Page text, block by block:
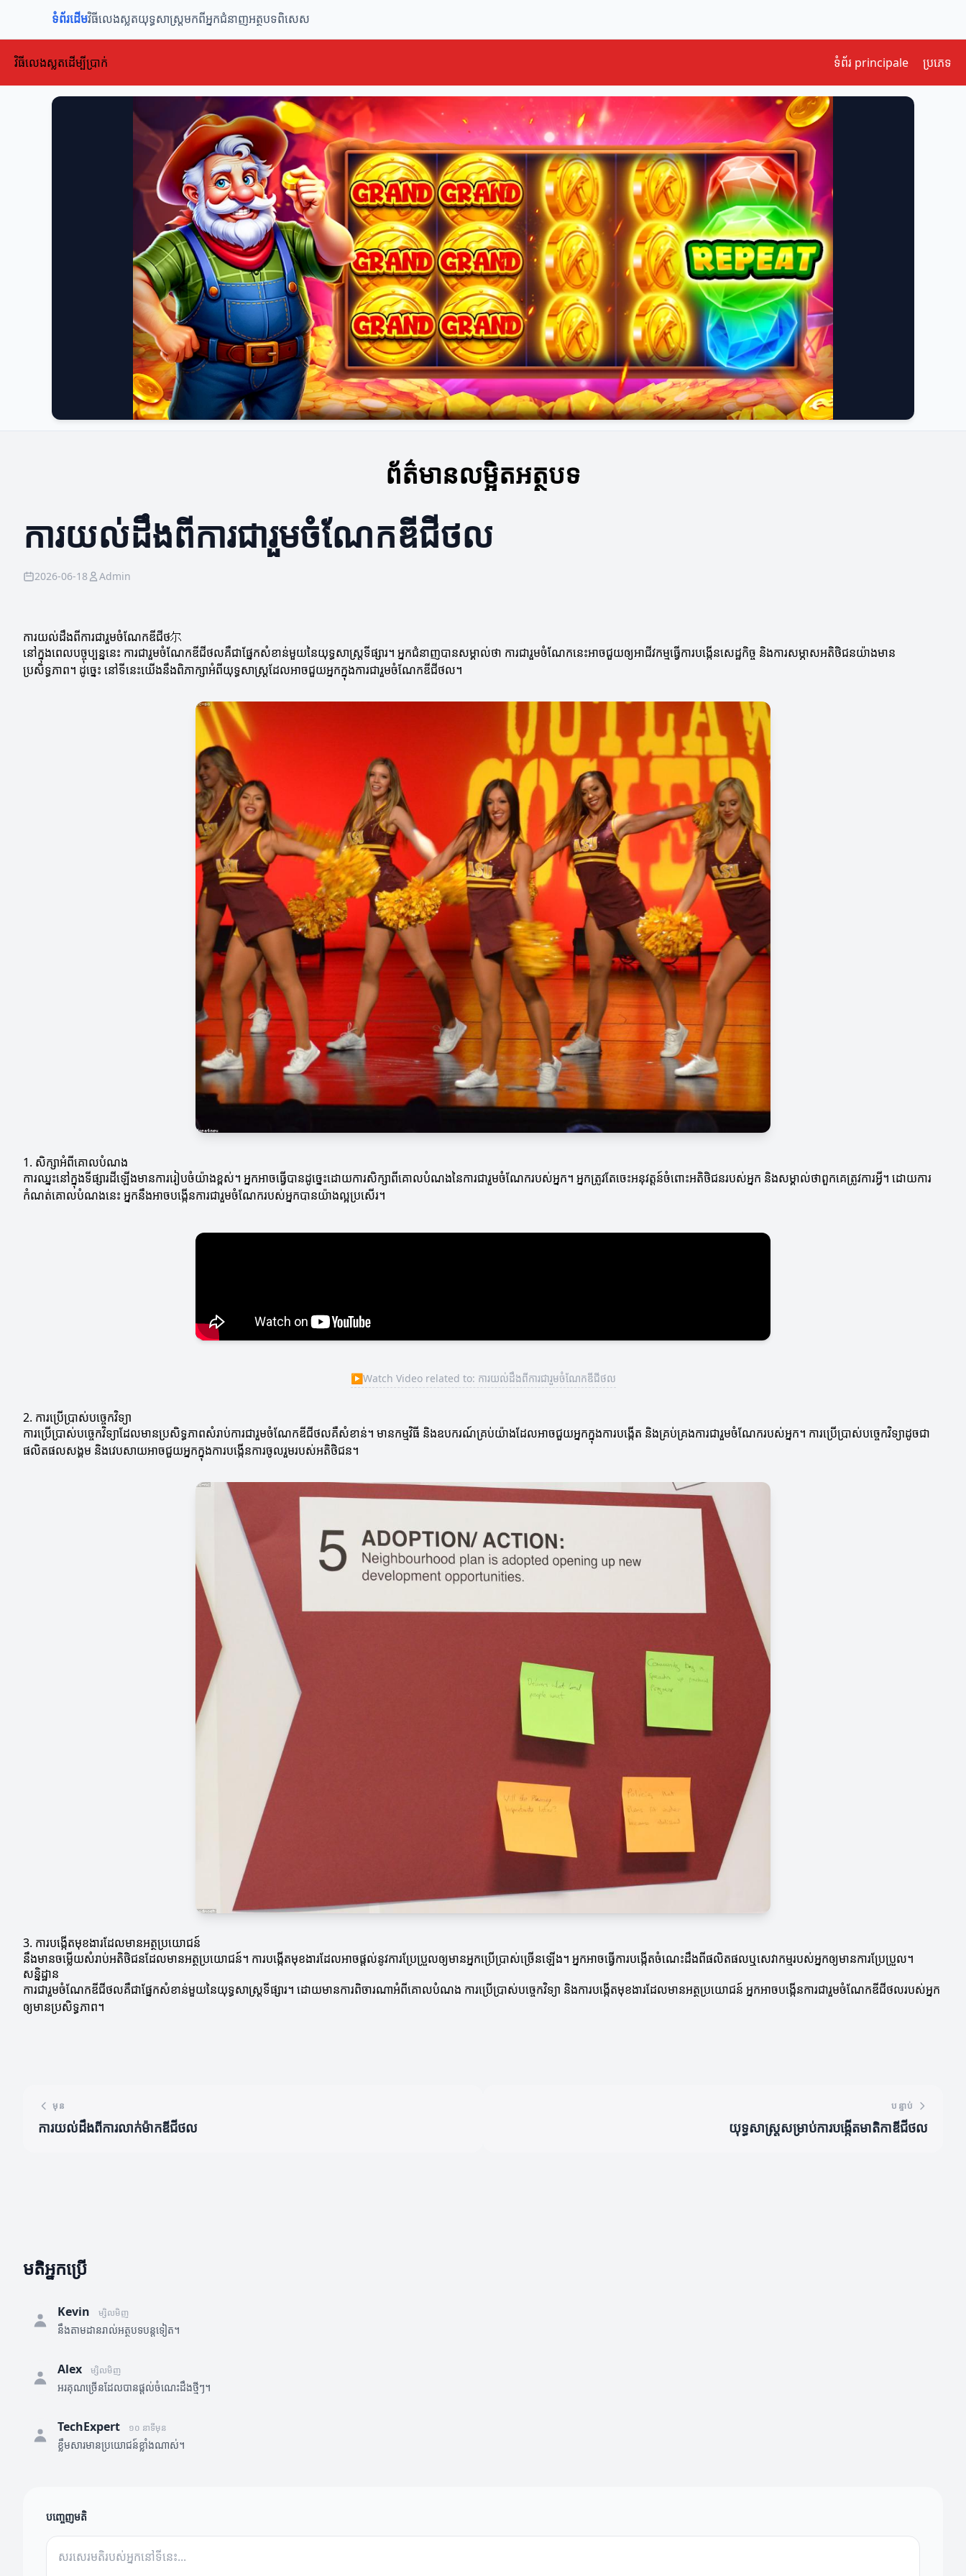
ទំព័រដើមវិធីលេងស្លតយុទ្ធសាស្ត្រមកពីអ្នកជំនាញអត្ថបទពិសេស
វិធីលេងស្លតដើម្បីប្រាក់ ទំព័រ principale ប្រភេទ
ព័ត៌មានលម្អិតអត្ថបទ
ការយល់ដឹងពីការជារួមចំណែកឌីជីថល
2026-06-18 Admin
ការយល់ដឹងពីការជារួមចំណែកឌីជីថ尔
នៅក្នុងពេលបច្ចុប្បន្ននេះ ការជារួមចំណែកឌីជីថលគឺជាផ្នែកសំខាន់មួយនៃយុទ្ធសាស្ត្រទីផ្សារ។ អ្នកជំនាញបានសម្គាល់ថា ការជារួមចំណែកនេះអាចជួយឲ្យអាជីវកម្មធ្វើការបង្កើនសេដ្ឋកិច្ច និងការសម្ភាសអតិថិជនយ៉ាងមាន
ប្រសិទ្ធភាព។ ដូច្នេះ នៅទីនេះយើងនឹងពិភាក្សាអំពីយុទ្ធសាស្ត្រដែលអាចជួយអ្នកក្នុងការជារួមចំណែកឌីជីថល។
1. សិក្សាអំពីគោលបំណង
ការឈ្នះនៅក្នុងទីផ្សារដីឡើងមានការរៀបចំយ៉ាងខ្ពស់។ អ្នកអាចធ្វើបានដូច្នេះដោយការសិក្សាពីគោលបំណងនៃការជារួមចំណែករបស់អ្នក។ អ្នកត្រូវតែចេះអនុវត្តន៍ចំពោះអតិថិជនរបស់អ្នក និងសម្គាល់ថាពួកគេត្រូវការអ្វី។ ដោយការ
កំណត់គោលបំណងនេះ អ្នកនឹងអាចបង្កើនការជារួមចំណែករបស់អ្នកបានយ៉ាងល្អប្រសើរ។
▶Watch Video related to: ការយល់ដឹងពីការជារួមចំណែកឌីជីថល
2. ការប្រើប្រាស់បច្ចេកវិទ្យា
ការប្រើប្រាស់បច្ចេកវិទ្យាដែលមានប្រសិទ្ធភាពសំរាប់ការជារួមចំណែកឌីជីថលគឺសំខាន់។ មានកម្មវិធី និងឧបករណ៍គ្រប់យ៉ាងដែលអាចជួយអ្នកក្នុងការបង្កើត និងគ្រប់គ្រងការជារួមចំណែករបស់អ្នក។ ការប្រើប្រាស់បច្ចេកវិទ្យាដូចជា
ផលិតផលសង្គម និងវេបសាយអាចជួយអ្នកក្នុងការបង្កើនការចូលរួមរបស់អតិថិជន។
3. ការបង្កើតមុខងារដែលមានអត្ថប្រយោជន៍
នឹងមានចម្លើយសំរាប់អតិថិជនដែលមានអត្ថប្រយោជន៍។ ការបង្កើតមុខងារដែលអាចផ្តល់នូវការប្រែប្រួលឲ្យមានអ្នកប្រើប្រាស់ច្រើនឡើង។ អ្នកអាចធ្វើការបង្កើតចំណេះដឹងពីផលិតផលឬសេវាកម្មរបស់អ្នកឲ្យមានការប្រែប្រួល។
សន្និដ្ឋាន
ការជារួមចំណែកឌីជីថលគឺជាផ្នែកសំខាន់មួយនៃយុទ្ធសាស្ត្រទីផ្សារ។ ដោយមានការពិចារណាអំពីគោលបំណង ការប្រើប្រាស់បច្ចេកវិទ្យា និងការបង្កើតមុខងារដែលមានអត្ថប្រយោជន៍ អ្នកអាចបង្កើនការជារួមចំណែកឌីជីថលរបស់អ្នក
ឲ្យមានប្រសិទ្ធភាព។
មុន
ការយល់ដឹងពីការលាក់ម៉ាកឌីជីថល
បន្ទាប់
យុទ្ធសាស្ត្រសម្រាប់ការបង្កើតមាតិកាឌីជីថល
មតិអ្នកប្រើ
Kevin ម្សិលមិញ
នឹងតាមដានរាល់អត្ថបទបន្តទៀត។
Alex ម្សិលមិញ
អរគុណច្រើនដែលបានផ្តល់ចំណេះដឹងថ្មីៗ។
TechExpert ១០ នាទីមុន
ខ្លឹមសារមានប្រយោជន៍ខ្លាំងណាស់។
បញ្ចេញមតិ